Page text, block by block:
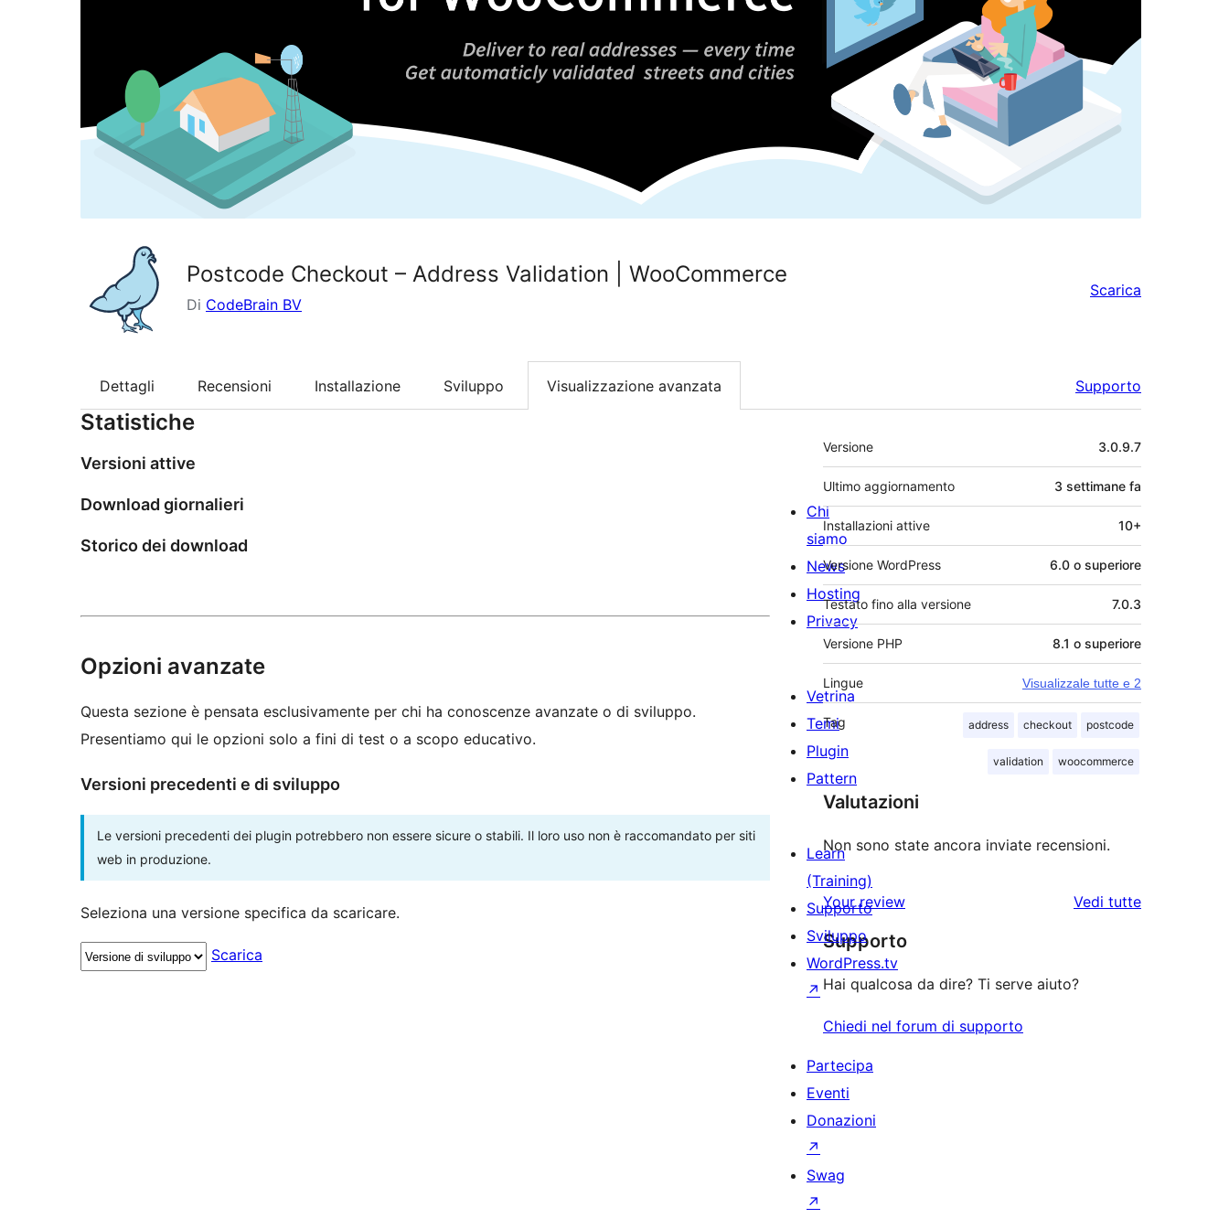
Postcode Checkout – Address Validation | WooCommerce
Di CodeBrain BV
Scarica
Dettagli Recensioni Installazione Sviluppo Visualizzazione avanzata Supporto
Statistiche
Versioni attive
Download giornalieri
Storico dei download
Opzioni avanzate
Questa sezione è pensata esclusivamente per chi ha conoscenze avanzate o di sviluppo.
Presentiamo qui le opzioni solo a fini di test o a scopo educativo.
Versioni precedenti e di sviluppo
Le versioni precedenti dei plugin potrebbero non essere sicure o stabili. Il loro uso non è raccomandato per siti
web in produzione.
Seleziona una versione specifica da scaricare.
Scarica
Meta
Versione 3.0.9.7
Ultimo aggiornamento 3 settimane fa
Installazioni attive 10+
Versione WordPress 6.0 o superiore
Testato fino alla versione 7.0.3
Versione PHP 8.1 o superiore
Lingue Visualizzale tutte e 2
Tag address checkout postcode
validation woocommerce
Valutazioni
Non sono state ancora inviate recensioni.
Your review Vedi tuttele
Supporto
Hai qualcosa da dire? Ti serve aiuto?
Chiedi nel forum di supporto
Chi
siamo
News
Hosting
Privacy
Vetrina
Temi
Plugin
Pattern
Learn
(Training)
Supporto
Sviluppo
WordPress.tv
↗
Partecipa
Eventi
Donazioni
↗
Swag
↗